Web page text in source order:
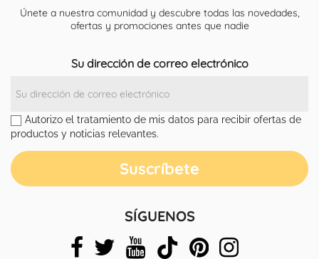
Únete a nuestra comunidad y descubre todas las novedades,
ofertas y promociones antes que nadie
Su dirección de correo electrónico
Autorizo el tratamiento de mis datos para recibir ofertas de
productos y noticias relevantes.
SÍGUENOS